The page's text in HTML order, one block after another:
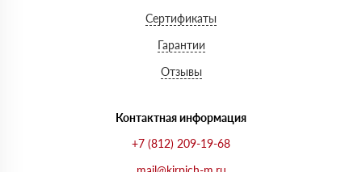
Сертификаты
Гарантии
Отзывы
Контактная информация
+7 (812) 209-19-68